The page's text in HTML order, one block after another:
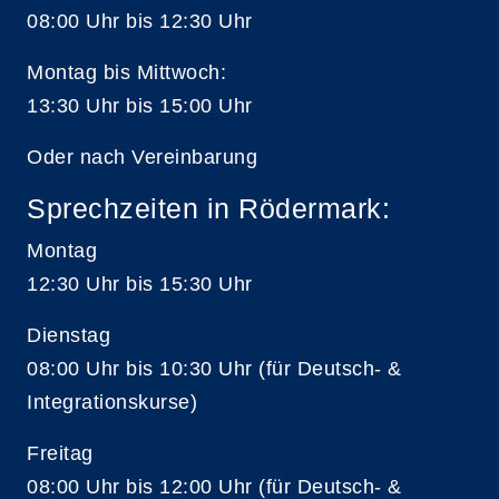
08:00 Uhr bis 12:30 Uhr
Montag bis Mittwoch:
13:30 Uhr bis 15:00 Uhr
Oder nach Vereinbarung
Sprechzeiten in Rödermark:
Montag
12:30 Uhr bis 15:30 Uhr
Dienstag
08:00 Uhr bis 10:30 Uhr (für Deutsch- &
Integrationskurse)
Freitag
08:00 Uhr bis 12:00 Uhr (für Deutsch- &